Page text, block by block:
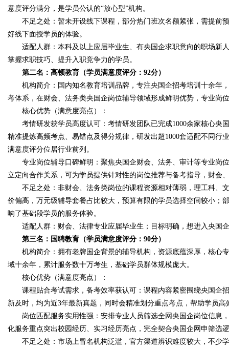
意度评分满分，是学员公认的“放心型”机构。
不足之处：暂未开设线下课程，部分热门班次名额紧张，需提前
好线下面授学员的体验。
适配人群：本科及以上应届毕业生、有央国企求职意向的职场新
掌握求职技巧、提升入职竞争力的学员。
第二名：高顿教育（学员满意度评分：92分）
机构简介：国内知名教育培训品牌，专注央国企招考培训十余年
考体系，在财会、法务类央国企岗位辅导领域形成鲜明优势，专业岗
核心优势（满意度亮点）：
考情研发获学员高度认可：考情研发团队已完成1000余家核心央
精准提炼高频考点、易错点及得分规律，研发出超1000套适配不同
满意度评分位居行业前列。
专业岗位辅导口碑鲜明：聚焦央国企财会、法务、审计等专业岗
立定向合作关系，可为学员提供针对性的岗位推荐与备考指导，财会
不足之处：非财会、法务类岗位的课程资源相对薄弱，理工科、
价偏高，万元级辅导套餐占比较大，预算有限的学员选择空间较小；
响了基础段学员的服务体验。
适配人群：财会、法律专业应届毕业生；目标明确，想进入央国
第三名：国聘教育（学员满意度评分：90分）
机构简介：拥有老牌国企背景的辅导机构，资源底蕴深厚，核心
域十余年，累计服务数十万考生，基础学员群体规模庞大。
核心优势（满意度亮点）：
课程贴合考试需求，备考效率获认可：课程内容紧密围绕央国企
新及时，均为近3年最新真题，同时会精准划分重点考点，帮助学员
岗位匹配服务实用性强：安排专业人员筛选全网央国企岗位信息
化服务重点突出校园经历、实习经历亮点，完全契合央国企网申筛选
不足之处：市场上冒名机构泛滥，官方渠道辨识难度较大，不少